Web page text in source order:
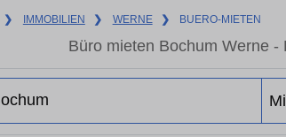
❯ IMMOBILIEN ❯ WERNE ❯ BUERO-MIETEN
Büro mieten Bochum Werne